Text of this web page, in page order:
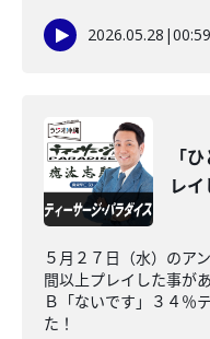
2026.05.28 |
「
レイ
５月２７日（水）のア
間以上プレイした事が
Ｂ「ないです」３４％
た！